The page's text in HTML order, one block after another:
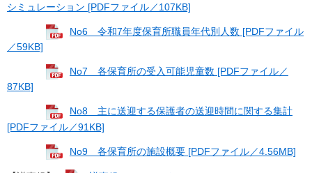
シミュレーション [PDFファイル／107KB]
No6 令和7年度保育所職員年代別人数 [PDFファイル
／59KB]
No7 各保育所の受入可能児童数 [PDFファイル／
87KB]
No8 主に送迎する保護者の送迎時間に関する集計
[PDFファイル／91KB]
No9 各保育所の施設概要 [PDFファイル／4.56MB]